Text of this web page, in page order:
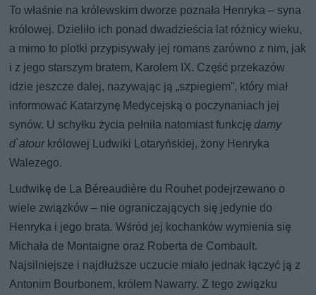
To właśnie na królewskim dworze poznała Henryka – syna
królowej. Dzieliło ich ponad dwadzieścia lat różnicy wieku,
a mimo to plotki przypisywały jej romans zarówno z nim, jak
i z jego starszym bratem, Karolem IX. Część przekazów
idzie jeszcze dalej, nazywając ją „szpiegiem”, który miał
informować Katarzynę Medycejską o poczynaniach jej
synów. U schyłku życia pełniła natomiast funkcjędamy
d`atourkrólowej Ludwiki Lotaryńskiej, żony Henryka
Walezego.
Ludwikę de La Béreaudière du Rouhet podejrzewano o
wiele związków – nie ograniczających się jedynie do
Henryka i jego brata. Wśród jej kochanków wymienia się
Michała de Montaigne oraz Roberta de Combault.
Najsilniejsze i najdłuższe uczucie miało jednak łączyć ją z
Antonim Bourbonem, królem Nawarry. Z tego związku